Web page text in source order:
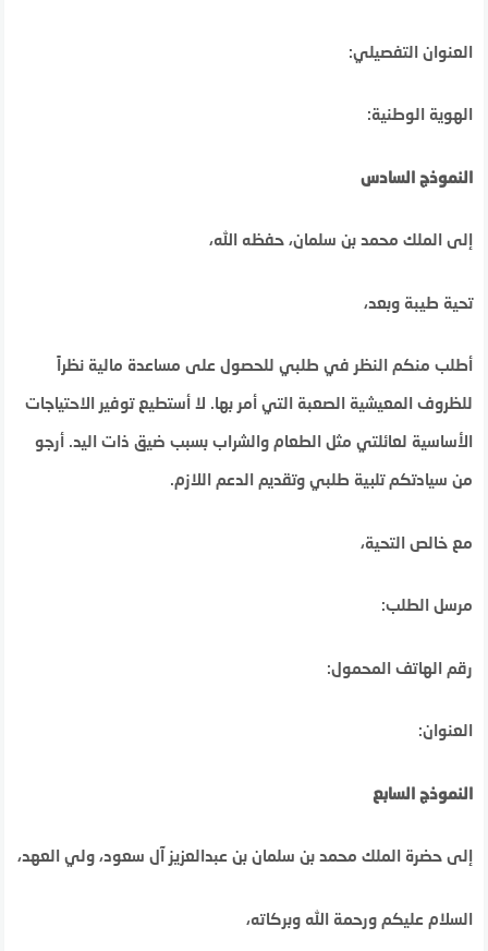
العنوان التفصيلي:
الهوية الوطنية:
النموذج السادس
إلى الملك محمد بن سلمان، حفظه الله،
تحية طيبة وبعد،
أطلب منكم النظر في طلبي للحصول على مساعدة مالية نظراً
للظروف المعيشية الصعبة التي أمر بها. لا أستطيع توفير الاحتياجات
الأساسية لعائلتي مثل الطعام والشراب بسبب ضيق ذات اليد. أرجو
من سيادتكم تلبية طلبي وتقديم الدعم اللازم.
مع خالص التحية،
مرسل الطلب:
رقم الهاتف المحمول:
العنوان:
النموذج السابع
إلى حضرة الملك محمد بن سلمان بن عبدالعزيز آل سعود، ولي العهد،
السلام عليكم ورحمة الله وبركاته،